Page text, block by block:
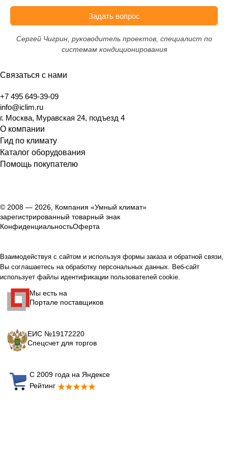
Задать вопрос
Сергей Чигрин, руководитель проектов, специалист по
системам кондиционирования
Связаться с нами
+7 495 649-39-09
info@iclim.ru
г. Москва, Муравская 24, подъезд 4
О компании
Гид по климату
Каталог оборудования
Помощь покупателю
© 2008 — 2026, Компания «Умный климат»
зарегистрированный товарный знак
КонфиденциальностьОферта
Взаимодействуя с сайтом и используя формы заказа и обратной связи,
Вы соглашаетесь на обработку персональных данных. Веб-сайт
использует файлы идентификации пользователей cookie.
Мы есть на
Портале поставщиков
ЕИС №19172220
Спецсчет для торгов
С 2009 года на Яндексе
Рейтинг